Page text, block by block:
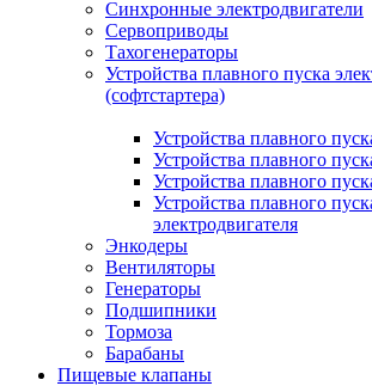
Синхронные электродвигатели
Сервоприводы
Тахогенераторы
Устройства плавного пуска
(софтстартера)
Устройства плавного
Устройства плавного
Устройства плавного
Устройства плавного
электродвигателя
Энкодеры
Вентиляторы
Генераторы
Подшипники
Тормоза
Барабаны
Пищевые клапаны